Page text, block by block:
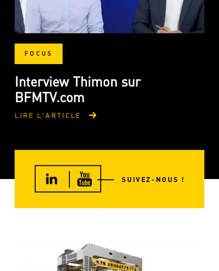
FOCUS
Interview Thimon sur
BFMTV.com
LIRE L'ARTICLE
SUIVEZ-NOUS !